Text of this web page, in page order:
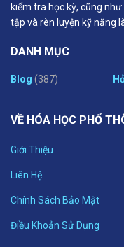
kiểm tra học kỳ, cũng
tập và rèn luyện kỹ năng
DANH MỤC
Blog (387)
VỀ HÓA HỌC PHỔ
Giới Thiệu
Liên Hệ
Chính Sách Bảo Mật
Điều Khoản Sử Dụng